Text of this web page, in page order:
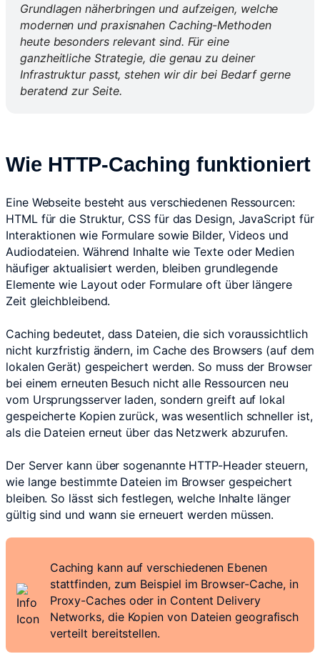
Grundlagen näherbringen und aufzeigen, welche
modernen und praxisnahen Caching-Methoden
heute besonders relevant sind. Für eine
ganzheitliche Strategie, die genau zu deiner
Infrastruktur passt, stehen wir dir bei Bedarf gerne
beratend zur Seite.
Wie HTTP-Caching funktioniert
Eine Webseite besteht aus verschiedenen Ressourcen:
HTML für die Struktur, CSS für das Design, JavaScript für
Interaktionen wie Formulare sowie Bilder, Videos und
Audiodateien. Während Inhalte wie Texte oder Medien
häufiger aktualisiert werden, bleiben grundlegende
Elemente wie Layout oder Formulare oft über längere
Zeit gleichbleibend.
Caching bedeutet, dass Dateien, die sich voraussichtlich
nicht kurzfristig ändern, im Cache des Browsers (auf dem
lokalen Gerät) gespeichert werden. So muss der Browser
bei einem erneuten Besuch nicht alle Ressourcen neu
vom Ursprungsserver laden, sondern greift auf lokal
gespeicherte Kopien zurück, was wesentlich schneller ist,
als die Dateien erneut über das Netzwerk abzurufen.
Der Server kann über sogenannte HTTP-Header steuern,
wie lange bestimmte Dateien im Browser gespeichert
bleiben. So lässt sich festlegen, welche Inhalte länger
gültig sind und wann sie erneuert werden müssen.
Caching kann auf verschiedenen Ebenen
stattfinden, zum Beispiel im Browser-Cache, in
Proxy-Caches oder in Content Delivery
Networks, die Kopien von Dateien geografisch
verteilt bereitstellen.